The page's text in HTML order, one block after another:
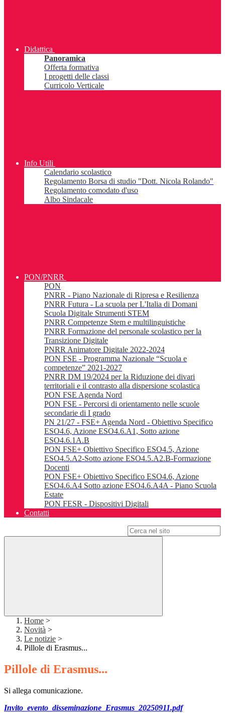
Didattica
Panoramica
Offerta formativa
I progetti delle classi
Curricolo Verticale
Info Utili
Calendario scolastico
Regolamento Borsa di studio "Dott. Nicola Rolando"
Regolamento comodato d'uso
Albo Sindacale
PON/PNRR
PON
PNRR - Piano Nazionale di Ripresa e Resilienza
PNRR Futura - La scuola per L'Italia di Domani
Scuola Digitale Strumenti STEM
PNRR Competenze Stem e multilinguistiche
PNRR Formazione del personale scolastico per la
Transizione Digitale
PNRR Animatore Digitale 2022-2024
PON FSE - Programma Nazionale “Scuola e
competenze” 2021-2027
PNRR DM 19/2024 per la Riduzione dei divari
territoriali e il contrasto alla dispersione scolastica
PON FSE Agenda Nord
PON FSE - Percorsi di orientamento nelle scuole
secondarie di I grado
PN 21/27 - FSE+ Agenda Nord - Obiettivo Specifico
ESO4.6, Azione ESO4.6.A1, Sotto azione
ESO4.6.1A.B
PON FSE+ Obiettivo Specifico ESO4.5, Azione
ESO4.5.A2-Sotto azione ESO4.5.A2.B-Formazione
Docenti
PON FSE+ Obiettivo Specifico ESO4.6, Azione
ESO4.6.A4 Sotto azione ESO4.6.A4A - Piano Scuola
Estate
PON FESR - Dispositivi Digitali
Contatti
Home >
Novità >
Le notizie >
Pillole di Erasmus...
Pillole di Erasmus...
Si allega comunicazione.
Invito_evento_disseminazione_Erasmus_20250911.pdf